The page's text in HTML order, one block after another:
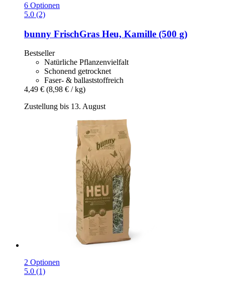
6 Optionen
5.0 (2)
bunny FrischGras Heu, Kamille (500 g)
Bestseller
Natürliche Pflanzenvielfalt
Schonend getrocknet
Faser- & ballaststoffreich
4,49 € (8,98 € / kg)
Zustellung bis 13. August
2 Optionen
5.0 (1)